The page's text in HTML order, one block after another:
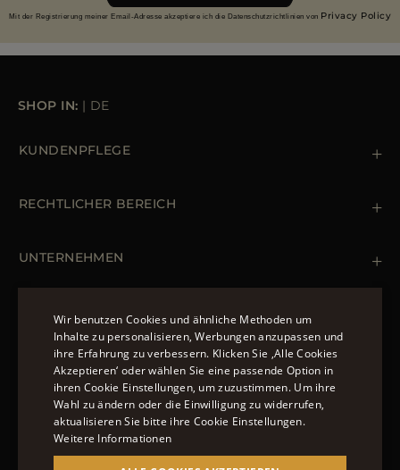
Mit der Registrierung meiner Email-Adresse akzeptiere ich die Datenschutzrichtlinien von Privacy Policy
SHOP IN: | DE
KUNDENPFLEGE
Bestellungen & Zahlungen
RECHTLICHER BEREICH
Cookie Policy
UNTERNEHMEN
Daunenjacke Herren Schwarz
Jacken Damen
Bomberjacke Leder
Langer Steppmantel
FOLGEN SIE UNS
ENGLISH
ITALIAN
FRENCH
Wir benutzen Cookies und ähnliche Methoden um
Inhalte zu personalisieren, Werbungen anzupassen und
ihre Erfahrung zu verbessern. Klicken Sie ‚Alle Cookies
Akzeptieren‘ oder wählen Sie eine passende Option in
ihren Cookie Einstellungen, um zuzustimmen. Um ihre
Wahl zu ändern oder die Einwilligung zu widerrufen,
aktualisieren Sie bitte ihre Cookie Einstellungen.
Weitere Informationen